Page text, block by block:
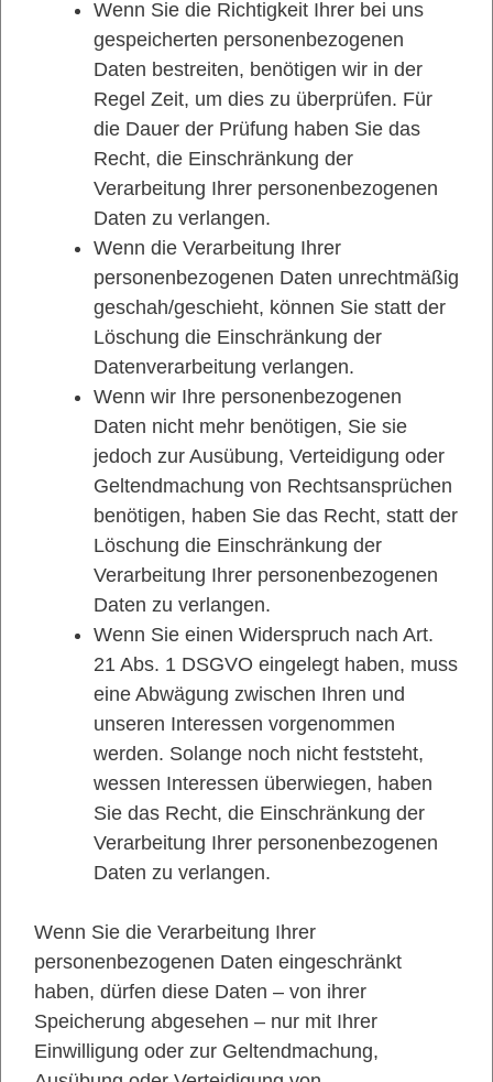
Wenn Sie die Richtigkeit Ihrer bei uns
gespeicherten personenbezogenen
Daten bestreiten, benötigen wir in der
Regel Zeit, um dies zu überprüfen. Für
die Dauer der Prüfung haben Sie das
Recht, die Einschränkung der
Verarbeitung Ihrer personenbezogenen
Daten zu verlangen.
Wenn die Verarbeitung Ihrer
personenbezogenen Daten unrechtmäßig
geschah/geschieht, können Sie statt der
Löschung die Einschränkung der
Datenverarbeitung verlangen.
Wenn wir Ihre personenbezogenen
Daten nicht mehr benötigen, Sie sie
jedoch zur Ausübung, Verteidigung oder
Geltendmachung von Rechtsansprüchen
benötigen, haben Sie das Recht, statt der
Löschung die Einschränkung der
Verarbeitung Ihrer personenbezogenen
Daten zu verlangen.
Wenn Sie einen Widerspruch nach Art.
21 Abs. 1 DSGVO eingelegt haben, muss
eine Abwägung zwischen Ihren und
unseren Interessen vorgenommen
werden. Solange noch nicht feststeht,
wessen Interessen überwiegen, haben
Sie das Recht, die Einschränkung der
Verarbeitung Ihrer personenbezogenen
Daten zu verlangen.
Wenn Sie die Verarbeitung Ihrer
personenbezogenen Daten eingeschränkt
haben, dürfen diese Daten – von ihrer
Speicherung abgesehen – nur mit Ihrer
Einwilligung oder zur Geltendmachung,